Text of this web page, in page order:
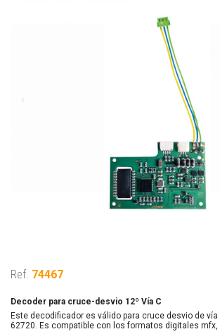
Ref. 74467
Decoder para cruce-desvio 12º Vía C
Este decodificador es válido para cruce desvio de
62720. Es compatible con los formatos digitales mfx,